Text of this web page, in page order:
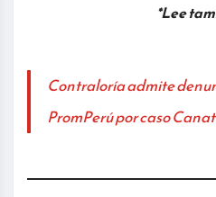
*Lee
Contraloría admite
PromPerú por caso